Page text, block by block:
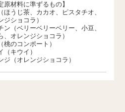
原材料に準ずるもの】
ほうじ茶、カカオ、ピスタチオ、
ジショコラ）
ン（ベリーベリーベリー、小豆、
、オレンジショコラ）
桃のコンポート）
（キウイ）
ジ（オレンジショコラ）